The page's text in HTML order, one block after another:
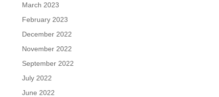
March 2023
February 2023
December 2022
November 2022
September 2022
July 2022
June 2022